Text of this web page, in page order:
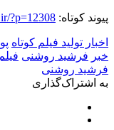
پیوند کوتاه: ?p=12308
اخبار تولید فیلم کوتاه
خبر فرشید روشنی فیلم
فرشید روشنی
به اشتراک‌گذاری